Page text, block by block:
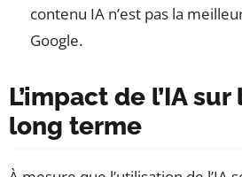
contenu IA n’est pas la
Google.
L’impact de l’IA sur
long terme